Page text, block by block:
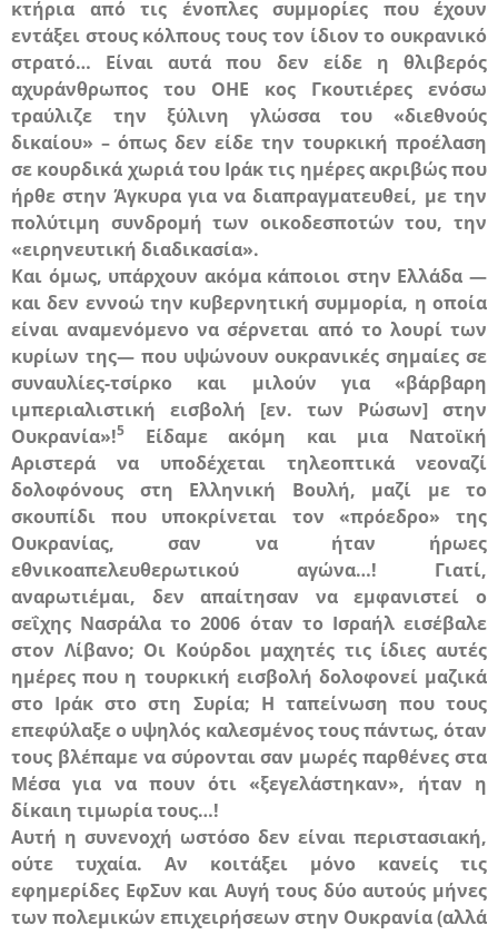
κτήρια από τις ένοπλες συμμορίες που έχουν
εντάξει στους κόλπους τους τον ίδιον το ουκρανικό
στρατό… Είναι αυτά που δεν είδεη θλιβερός
αχυράνθρωπος του ΟΗΕ κος Γκουτιέρες ενόσω
τραύλιζε την ξύλινη γλώσσα του «διεθνούς
δικαίου» – όπως δεν είδε την τουρκική προέλαση
σε κουρδικά χωριά του Ιράκ τις ημέρες ακριβώς που
ήρθε στην Άγκυρα για να διαπραγματευθεί, με την
πολύτιμη συνδρομή των οικοδεσποτών του, την
«ειρηνευτική διαδικασία».
Και όμως, υπάρχουν ακόμα κάποιοι στην Ελλάδα —
και δεν εννοώ την κυβερνητική συμμορία, η οποία
είναι αναμενόμενο να σέρνεται από το λουρί των
κυρίων της— που υψώνουν ουκρανικές σημαίες σε
συναυλίες-τσίρκο και μιλούν για «βάρβαρη
ιμπεριαλιστική εισβολή [εν. των Ρώσων] στην
Ουκρανία»!5
Είδαμε ακόμη και μια Νατοϊκή
Αριστερά να υποδέχεται τηλεοπτικά νεοναζί
δολοφόνους στη Ελληνική Βουλή, μαζί με το
σκουπίδι που υποκρίνεται τον «πρόεδρο» της
Ουκρανίας, σαν να ήταν ήρωες
εθνικοαπελευθερωτικού αγώνα…! Γιατί,
αναρωτιέμαι, δεν απαίτησαν να εμφανιστεί ο
σεΐχης Νασράλα το 2006 όταν το Ισραήλ εισέβαλε
στον Λίβανο; Οι Κούρδοι μαχητές τις ίδιες αυτές
ημέρες που η τουρκική εισβολή δολοφονεί μαζικά
στο Ιράκ στο στη Συρία; Η ταπείνωση που τους
επεφύλαξε ο υψηλός καλεσμένος τους πάντως, όταν
τους βλέπαμε να σύρονται σαν μωρές παρθένες στα
Μέσα για να πουν ότι «ξεγελάστηκαν», ήταν η
δίκαιη τιμωρία τους…!
Αυτή η συνενοχή ωστόσο δεν είναι περιστασιακή,
ούτε τυχαία. Αν κοιτάξει μόνο κανείς τις
εφημερίδες ΕφΣυν και Αυγή τους δύο αυτούς μήνες
των πολεμικών επιχειρήσεων στην Ουκρανία (αλλά